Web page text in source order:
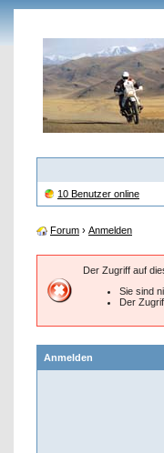
10 Benutzer online
Forum › Anmelden
Der Zugriff auf
Sie sind
Der
Anmelden